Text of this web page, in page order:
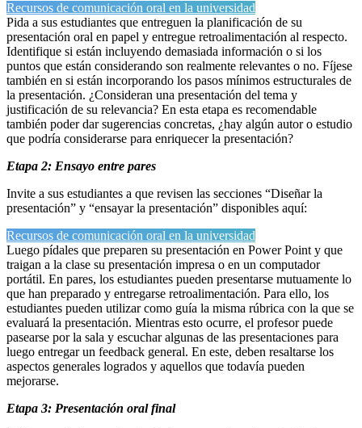
Recursos de comunicación oral en la universidad
Pida a sus estudiantes que entreguen la planificación de su
presentación oral en papel y entregue retroalimentación al respecto.
Identifique si están incluyendo demasiada información o si los
puntos que están considerando son realmente relevantes o no. Fíjese
también en si están incorporando los pasos mínimos estructurales de
la presentación. ¿Consideran una presentación del tema y
justificación de su relevancia? En esta etapa es recomendable
también poder dar sugerencias concretas, ¿hay algún autor o estudio
que podría considerarse para enriquecer la presentación?
Etapa 2: Ensayo entre pares
Invite a sus estudiantes a que revisen las secciones “Diseñar la
presentación” y “ensayar la presentación” disponibles aquí:
Recursos de comunicación oral en la universidad
Luego pídales que preparen su presentación en Power Point y que
traigan a la clase su presentación impresa o en un computador
portátil. En pares, los estudiantes pueden presentarse mutuamente lo
que han preparado y entregarse retroalimentación. Para ello, los
estudiantes pueden utilizar como guía la misma rúbrica con la que se
evaluará la presentación. Mientras esto ocurre, el profesor puede
pasearse por la sala y escuchar algunas de las presentaciones para
luego entregar un feedback general. En este, deben resaltarse los
aspectos generales logrados y aquellos que todavía pueden
mejorarse.
Etapa 3: Presentación oral final